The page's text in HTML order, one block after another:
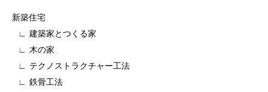
新築住宅
建築家とつくる家
木の家
テクノストラクチャー工法
鉄骨工法